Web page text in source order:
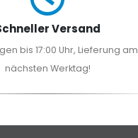
Versand
bis 17:00 Uhr, Lieferung am
nächsten Werktag!